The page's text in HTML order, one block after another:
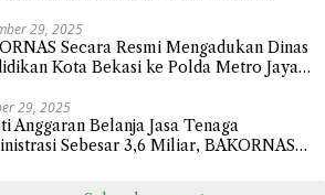
senilai Rp112.9 Miliar
29, 2025
Secara Resmi Mengadukan Dinas
Kota Bekasi ke Polda Metro Jaya
24,1 Miliar
29, 2025
Anggaran Belanja Jasa Tenaga
Sebesar 3,6 Miliar, BAKORNAS